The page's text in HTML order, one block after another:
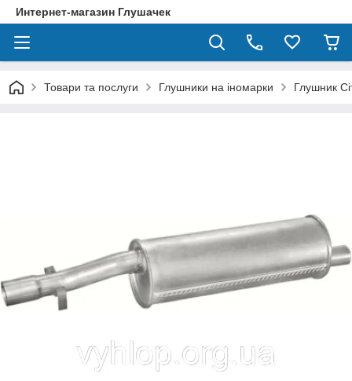
Интернет-магазин Глушачек
Товари та послуги Глушники на іномарки Глушник